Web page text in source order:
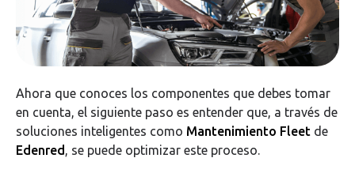
Ahora que conoces los componentes que debes tomar
en cuenta, el siguiente paso es entender que, a través de
soluciones inteligentes como Mantenimiento Fleet de
Edenred, se puede optimizar este proceso.